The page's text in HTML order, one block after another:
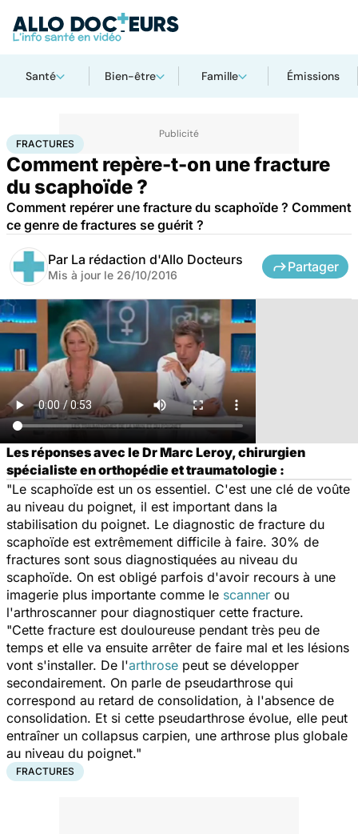
Santé Bien-être Famille Émissions
AccueilSantéFractures
FRACTURES
Comment repère-t-on une fracture
du scaphoïde ?
Comment repérer une fracture du scaphoïde ? Comment
ce genre de fractures se guérit ?
Par La rédaction d'Allo Docteurs
Mis à jour le 26/10/2016
Partager
Les réponses avec le Dr Marc Leroy, chirurgien
spécialiste en orthopédie et traumatologie :
"Le scaphoïde est un os essentiel. C'est une clé de voûte
au niveau du poignet, il est important dans la
stabilisation du poignet. Le diagnostic de fracture du
scaphoïde est extrêmement difficile à faire. 30% de
fractures sont sous diagnostiquées au niveau du
scaphoïde. On est obligé parfois d'avoir recours à une
imagerie plus importante comme le scanner ou
l'arthroscanner pour diagnostiquer cette fracture.
"Cette fracture est douloureuse pendant très peu de
temps et elle va ensuite arrêter de faire mal et les lésions
vont s'installer. De l'arthrose peut se développer
secondairement. On parle de pseudarthrose qui
correspond au retard de consolidation, à l'absence de
consolidation. Et si cette pseudarthrose évolue, elle peut
entraîner un collapsus carpien, une arthrose plus globale
au niveau du poignet."
FRACTURES